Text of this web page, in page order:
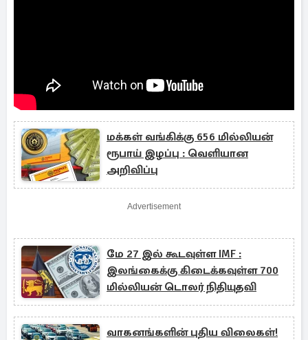
மக்கள் வங்கிக்கு 656 மில்லியன்
ரூபாய் இழப்பு : வெளியான
அறிவிப்பு
Advertisement
மே 27 இல் கூடவுள்ள IMF :
இலங்கைக்கு கிடைக்கவுள்ள 700
மில்லியன் டொலர் நிதியுதவி
வாகனங்களின் புதிய விலைகள்!